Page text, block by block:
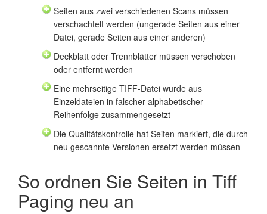
Seiten aus zwei verschiedenen Scans müssen
verschachtelt werden (ungerade Seiten aus einer
Datei, gerade Seiten aus einer anderen)
Deckblatt oder Trennblätter müssen verschoben
oder entfernt werden
Eine mehrseitige TIFF-Datei wurde aus
Einzeldateien in falscher alphabetischer
Reihenfolge zusammengesetzt
Die Qualitätskontrolle hat Seiten markiert, die durch
neu gescannte Versionen ersetzt werden müssen
So ordnen Sie Seiten in Tiff
Paging neu an